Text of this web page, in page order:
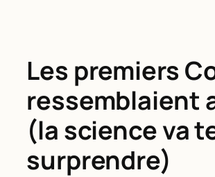
Les premiers
ressemblaient
(la science va
surprendre)